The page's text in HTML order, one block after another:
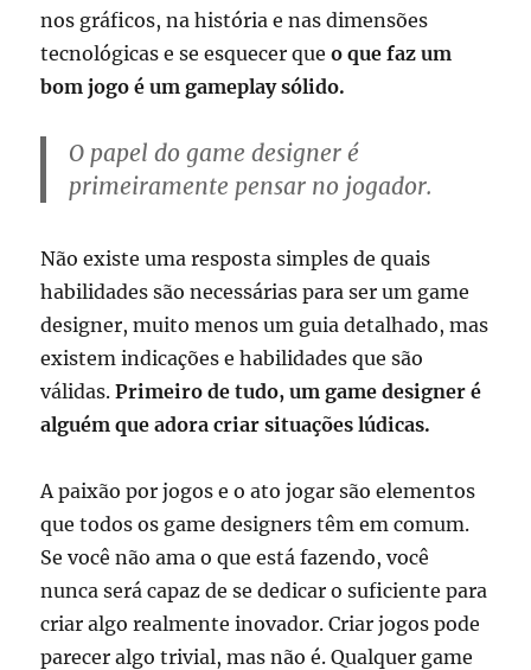
nos gráficos, na história e nas dimensões
tecnológicas e se esquecer queo que faz um
bom jogo é um gameplay sólido.
O papel do game designer é
primeiramente pensar no jogador.
Não existe uma resposta simples de quais
habilidades são necessárias para ser um game
designer, muito menos um guia detalhado, mas
existem indicações e habilidades que são
válidas.Primeiro de tudo, um game designer é
alguém que adora criar situações lúdicas.
A paixão por jogos e o ato jogar são elementos
que todos os game designers têm em comum.
Se você não ama o que está fazendo, você
nunca será capaz de se dedicar o suficiente para
criar algo realmente inovador. Criar jogos pode
parecer algo trivial, mas não é. Qualquer game